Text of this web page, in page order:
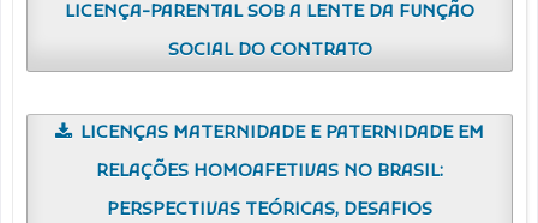
LICENÇA-PARENTAL SOB A LENTE DA FUNÇÃO
SOCIAL DO CONTRATO
LICENÇAS MATERNIDADE E PATERNIDADE EM
RELAÇÕES HOMOAFETIVAS NO BRASIL:
PERSPECTIVAS TEÓRICAS, DESAFIOS